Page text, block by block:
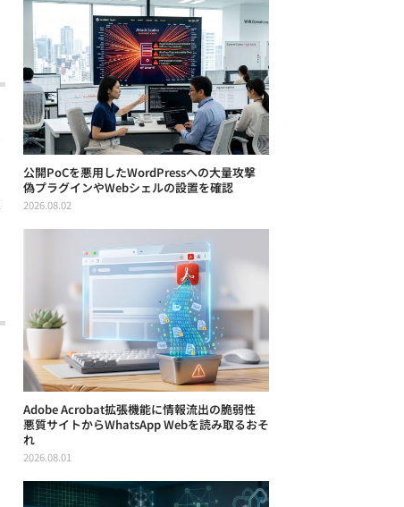
公開PoCを悪用したWordPressへの大量攻撃
偽プラグインやWebシェルの設置を確認
2026.08.02
Adobe Acrobat拡張機能に情報流出の脆弱性
悪質サイトからWhatsApp Webを読み取るおそ
れ
2026.08.01